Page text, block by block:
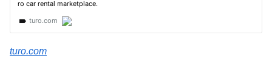
turo.com